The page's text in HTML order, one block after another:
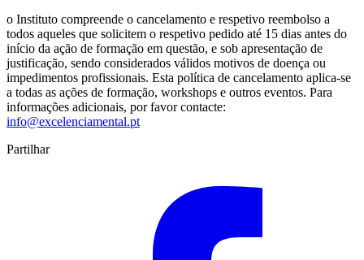
o Instituto compreende o cancelamento e respetivo reembolso a
todos aqueles que solicitem o respetivo pedido até 15 dias antes do
início da ação de formação em questão, e sob apresentação de
justificação, sendo considerados válidos motivos de doença ou
impedimentos profissionais. Esta política de cancelamento aplica-se
a todas as ações de formação, workshops e outros eventos. Para
informações adicionais, por favor contacte:
info@excelenciamental.pt
Partilhar